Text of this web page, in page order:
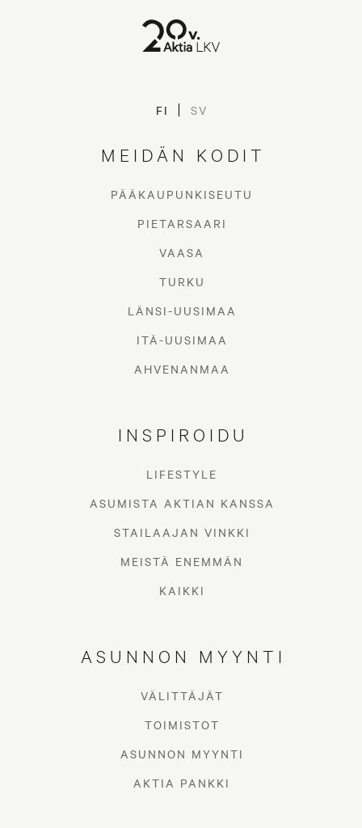
FI SV
MEIDÄN KODIT
PÄÄKAUPUNKISEUTU
PIETARSAARI
VAASA
TURKU
LÄNSI-UUSIMAA
ITÄ-UUSIMAA
AHVENANMAA
INSPIROIDU
LIFESTYLE
ASUMISTA AKTIAN KANSSA
STAILAAJAN VINKKI
MEISTÄ ENEMMÄN
KAIKKI
ASUNNON MYYNTI
VÄLITTÄJÄT
TOIMISTOT
ASUNNON MYYNTI
AKTIA PANKKI